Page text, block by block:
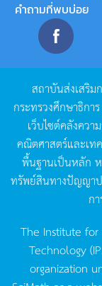
คำถามที่พบบ่อย
สถาบันส่งเสริม
กระทรวงศึกษาธิการ
เว็บไซต์คลังควา
คณิตศาสตร์และเท
พื้นฐานเป็นหลัก
ทรัพย์สินทางปัญญาป
ก
The Institute
Technology
organization